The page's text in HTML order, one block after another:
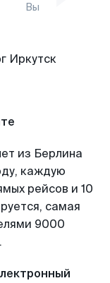
Вы
из Берлина
каждую
рейсов и 10
самая
9000